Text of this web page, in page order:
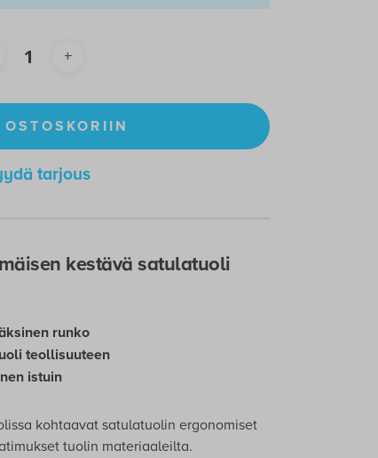
tarjous
kestävä satulatuoli
runko
teollisuuteen
istuin
kohtaavat satulatuolin ergonomiset
tuolin materiaaleilta.